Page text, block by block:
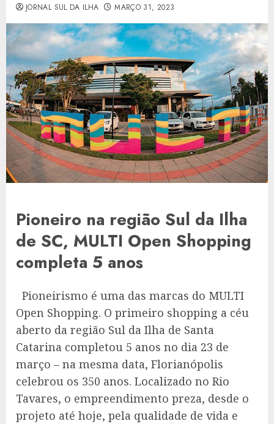
JORNAL SUL DA ILHA MARÇO 31, 2023
Pioneiro na região Sul da Ilha
de SC, MULTI Open Shopping
completa 5 anos
Pioneirismo é uma das marcas do MULTI
Open Shopping. O primeiro shopping a céu
aberto da região Sul da Ilha de Santa
Catarina completou 5 anos no dia 23 de
março – na mesma data, Florianópolis
celebrou os 350 anos. Localizado no Rio
Tavares, o empreendimento preza, desde o
projeto até hoje, pela qualidade de vida e